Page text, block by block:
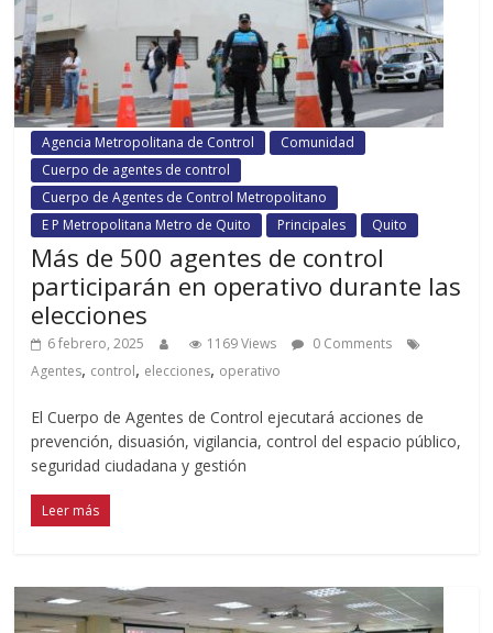
Agencia Metropolitana de Control
Comunidad
Cuerpo de agentes de control
Cuerpo de Agentes de Control Metropolitano
E P Metropolitana Metro de Quito
Principales Quito
Más de 500 agentes de control
participarán en operativo durante las
elecciones
6 febrero, 2025 1169 Views
0 Comments
Agentes, control, elecciones, operativo
El Cuerpo de Agentes de Control ejecutará acciones de
prevención, disuasión, vigilancia, control del espacio público,
seguridad ciudadana y gestión
Leer más